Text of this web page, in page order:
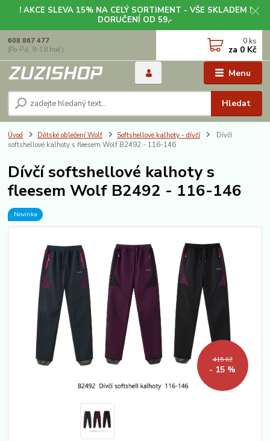
! AKCE SLEVA 15% NA CELÝ SORTIMENT - VŠE SKLADEM !
DORUČENÍ OD 59,-
Menu
Hledat
608 867 477
(Po-Pá, 9-18 hod.)
0 ks
za 0 Kč
Úvod Dětské oblečení Wolf Softshellové kalhoty - dívčí
Dívčí
softshellové kalhoty s fleesem Wolf B2492 - 116-146
Dívčí softshellové kalhoty s
fleesem Wolf B2492 - 116-146
Novinka
415 Kč
- 15 %